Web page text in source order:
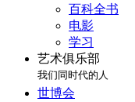
百科全书
电影
学习
艺术俱乐部
我们同时代的人
世博会